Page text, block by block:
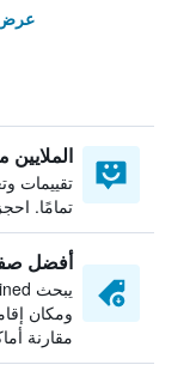
عرض
الملايين
تقييمات
تمامًا.
أفضل
ومكان
مقارنة